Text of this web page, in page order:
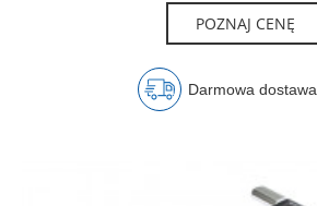
POZNAJ CENĘ
Darmowa dostawa